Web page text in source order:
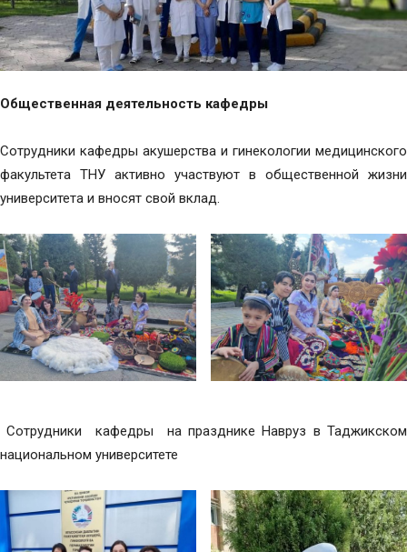
Общественная деятельность кафедры
Сотрудники кафедры акушерства и гинекологии медицинского
факультета ТНУ активно участвуют в общественной жизни
университета и вносят свой вклад.
Сотрудники кафедры на празднике Навруз в Таджикском
национальном университете